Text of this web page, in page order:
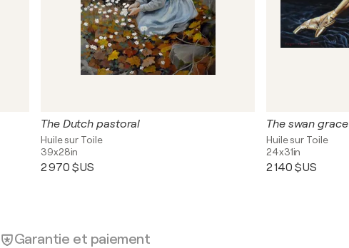
The Dutch pastoral
Huile sur Toile
39x28in
2 970 $US
The swan grace
Huile sur Toile
24x31in
2 140 $US
Garantie et paiement